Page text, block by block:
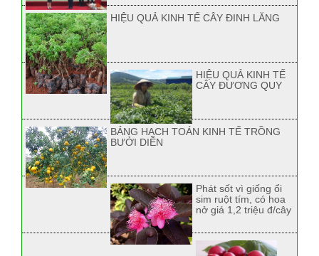
HIỆU QUẢ KINH TẾ CÂY ĐINH LĂNG
HIỆU QUẢ KINH TẾ
CÂY ĐƯƠNG QUY
BẢNG HẠCH TOÁN KINH TẾ TRỒNG
BƯỞI DIỄN
Phát sốt vì giống ổi
sim ruột tím, có hoa
nở giá 1,2 triệu đ/cây